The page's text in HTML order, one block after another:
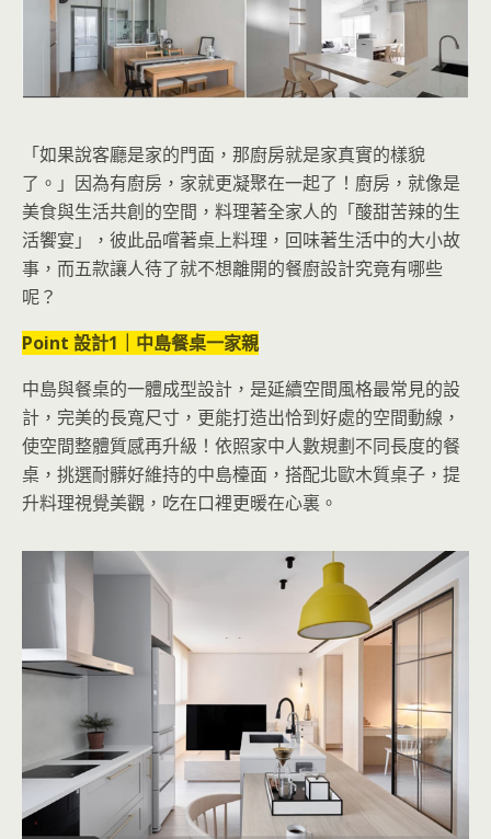
「如果說客廳是家的門面，那廚房就是家真實的樣貌
了。」因為有廚房，家就更凝聚在一起了！廚房，就像是
美食與生活共創的空間，料理著全家人的「酸甜苦辣的生
活饗宴」，彼此品嚐著桌上料理，回味著生活中的大小故
事，而五款讓人待了就不想離開的餐廚設計究竟有哪些
呢？
Point 設計1｜中島餐桌一家親
中島與餐桌的一體成型設計，是延續空間風格最常見的設
計，完美的長寬尺寸，更能打造出恰到好處的空間動線，
使空間整體質感再升級！依照家中人數規劃不同長度的餐
桌，挑選耐髒好維持的中島檯面，搭配北歐木質桌子，提
升料理視覺美觀，吃在口裡更暖在心裏。